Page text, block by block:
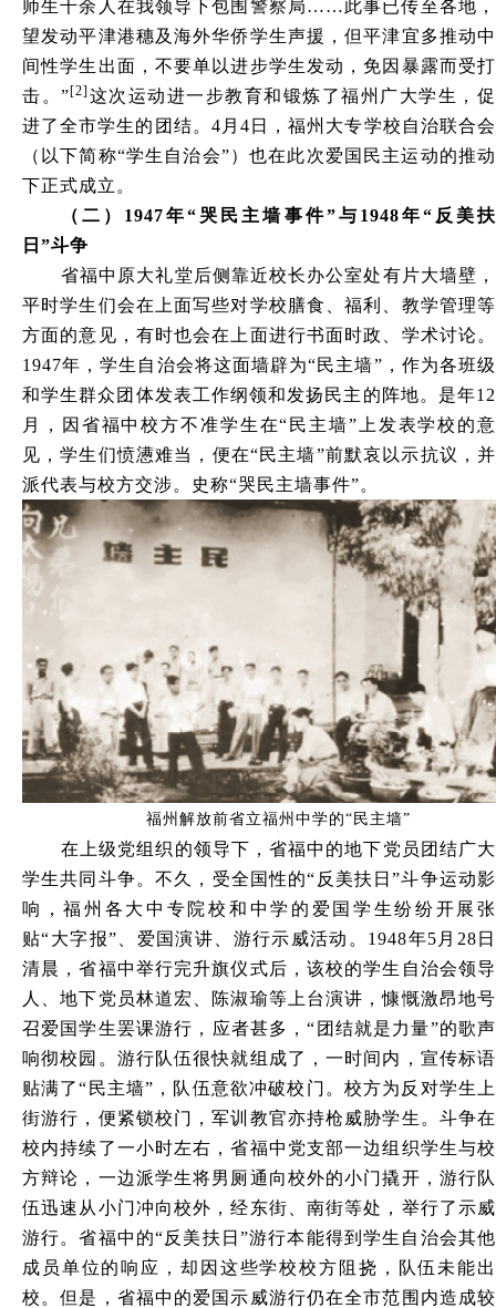
师生千余人在我领导下包围警察局……此事已传至各地，
望发动平津港穗及海外华侨学生声援，但平津宜多推动中
间性学生出面，不要单以进步学生发动，免因暴露而受打
击。”[2] 这次运动进一步教育和锻炼了福州广大学生，促
进了全市学生的团结。4月4日，福州大专学校自治联合会
（以下简称“学生自治会”）也在此次爱国民主运动的推动
下正式成立。
（二）1947年“哭民主墙事件”与1948年“反美扶
日”斗争
省福中原大礼堂后侧靠近校长办公室处有片大墙壁，
平时学生们会在上面写些对学校膳食、福利、教学管理等
方面的意见，有时也会在上面进行书面时政、学术讨论。
1947年，学生自治会将这面墙辟为“民主墙”，作为各班级
和学生群众团体发表工作纲领和发扬民主的阵地。是年12
月，因省福中校方不准学生在“民主墙”上发表学校的意
见，学生们愤懑难当，便在“民主墙”前默哀以示抗议，并
派代表与校方交涉。史称“哭民主墙事件”。
福州解放前省立福州中学的“民主墙”
在上级党组织的领导下，省福中的地下党员团结广大
学生共同斗争。不久，受全国性的“反美扶日”斗争运动影
响，福州各大中专院校和中学的爱国学生纷纷开展张
贴“大字报”、爱国演讲、游行示威活动。1948年5月28日
清晨，省福中举行完升旗仪式后，该校的学生自治会领导
人、地下党员林道宏、陈淑瑜等上台演讲，慷慨激昂地号
召爱国学生罢课游行，应者甚多，“团结就是力量”的歌声
响彻校园。游行队伍很快就组成了，一时间内，宣传标语
贴满了“民主墙”，队伍意欲冲破校门。校方为反对学生上
街游行，便紧锁校门，军训教官亦持枪威胁学生。斗争在
校内持续了一小时左右，省福中党支部一边组织学生与校
方辩论，一边派学生将男厕通向校外的小门撬开，游行队
伍迅速从小门冲向校外，经东街、南街等处，举行了示威
游行。省福中的“反美扶日”游行本能得到学生自治会其他
成员单位的响应，却因这些学校校方阻挠，队伍未能出
校。但是，省福中的爱国示威游行仍在全市范围内造成较